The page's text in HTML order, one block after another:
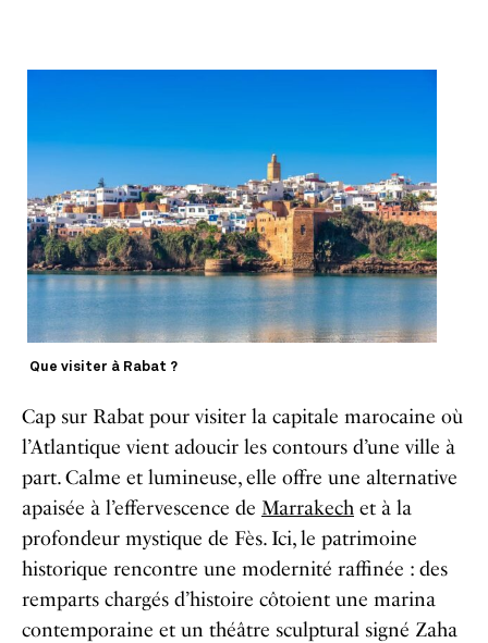
Que visiter à Rabat ?
Cap sur Rabat pour visiter la capitale marocaine où
l’Atlantique vient adoucir les contours d’une ville à
part. Calme et lumineuse, elle offre une alternative
apaisée à l’effervescence de Marrakech et à la
profondeur mystique de Fès. Ici, le patrimoine
historique rencontre une modernité raffinée : des
remparts chargés d’histoire côtoient une marina
contemporaine et un théâtre sculptural signé Zaha